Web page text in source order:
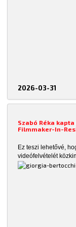
2026-03-31
Szabó Réka
Filmmaker-In-
Ez teszi lehetővé,
videófelvételét